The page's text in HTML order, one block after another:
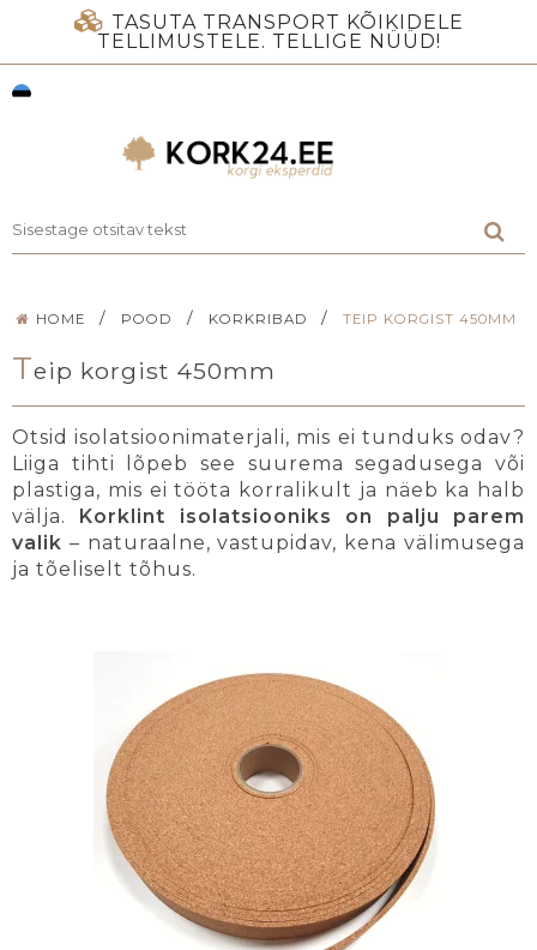
TASUTA TRANSPORT KÕIKIDELE
TELLIMUSTELE. TELLIGE NÜÜD!
HOME / POOD / KORKRIBAD / TEIP KORGIST 450MM
Teip korgist 450mm
Otsid isolatsioonimaterjali, mis ei tunduks odav?
Liiga tihti lõpeb see suurema segadusega või
plastiga, mis ei tööta korralikult ja näeb ka halb
välja.
Korklint isolatsiooniks on palju parem
valik – naturaalne, vastupidav, kena välimusega
ja tõeliselt tõhus.